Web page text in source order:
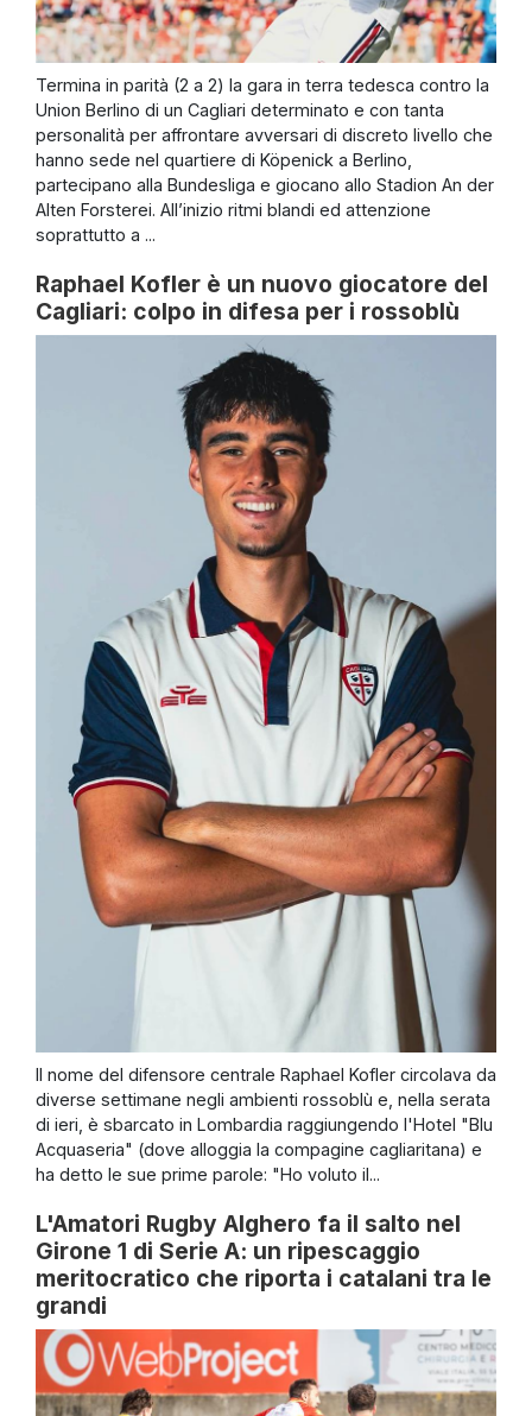
Termina in parità (2 a 2) la gara in terra tedesca contro la
Union Berlino di un Cagliari determinato e con tanta
personalità per affrontare avversari di discreto livello che
hanno sede nel quartiere di Köpenick a Berlino,
partecipano alla Bundesliga e giocano allo Stadion An der
Alten Forsterei. All’inizio ritmi blandi ed attenzione
soprattutto a ...
Raphael Kofler è un nuovo giocatore del
Cagliari: colpo in difesa per i rossoblù
Il nome del difensore centrale Raphael Kofler circolava da
diverse settimane negli ambienti rossoblù e, nella serata
di ieri, è sbarcato in Lombardia raggiungendo l'Hotel "Blu
Acquaseria" (dove alloggia la compagine cagliaritana) e
ha detto le sue prime parole: "Ho voluto il...
L'Amatori Rugby Alghero fa il salto nel
Girone 1 di Serie A: un ripescaggio
meritocratico che riporta i catalani tra le
grandi